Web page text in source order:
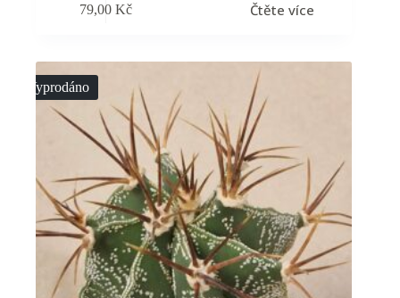
79,00Kč Čtěte více
Vyprodáno